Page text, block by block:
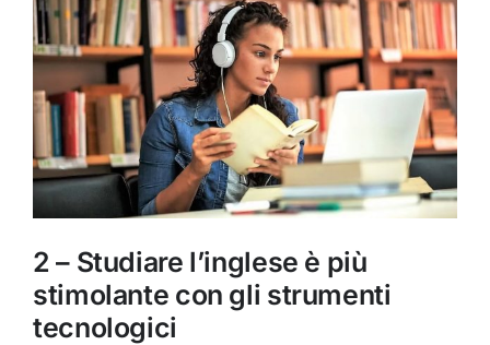
2 – Studiare l’inglese è più
stimolante con gli strumenti
tecnologici